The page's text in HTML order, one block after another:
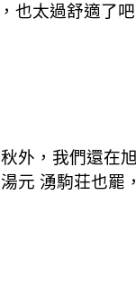
也太過舒適了
外，我們還在
元 湧駒荘也罷